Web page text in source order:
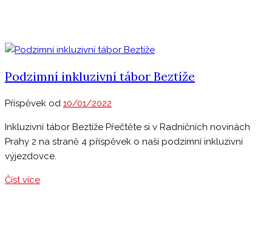
Podzimní inkluzivní tábor Beztíže
Příspěvek od 10/01/2022
Inkluzivní tábor Beztíže Přečtěte si v Radničních novinách
Prahy 2 na straně 4 příspěvek o naší podzimní inkluzivní
výjezdovce.
Číst více